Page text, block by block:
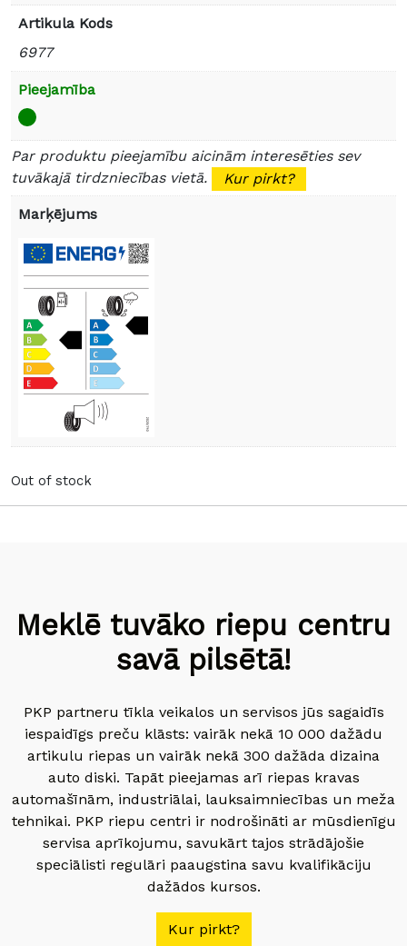
Artikula Kods
6977
Pieejamība
Par produktu pieejamību aicinām interesēties sev
tuvākajā tirdzniecības vietā.
Kur pirkt?
Marķējums
Out of stock
Meklē tuvāko riepu centru
savā pilsētā!
PKP partneru tīkla veikalos un servisos jūs sagaidīs
iespaidīgs preču klāsts: vairāk nekā 10 000 dažādu
artikulu riepas un vairāk nekā 300 dažāda dizaina
auto diski. Tapāt pieejamas arī riepas kravas
automašīnām, industriālai, lauksaimniecības un meža
tehnikai. PKP riepu centri ir nodrošināti ar mūsdienīgu
servisa aprīkojumu, savukārt tajos strādājošie
speciālisti regulāri paaugstina savu kvalifikāciju
dažādos kursos.
Kur pirkt?